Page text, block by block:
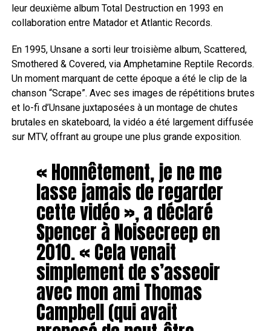
leur deuxième album Total Destruction en 1993 en
collaboration entre Matador et Atlantic Records.
En 1995, Unsane a sorti leur troisième album, Scattered,
Smothered & Covered, via Amphetamine Reptile Records.
Un moment marquant de cette époque a été le clip de la
chanson “Scrape”. Avec ses images de répétitions brutes
et lo-fi d’Unsane juxtaposées à un montage de chutes
brutales en skateboard, la vidéo a été largement diffusée
sur MTV, offrant au groupe une plus grande exposition.
« Honnêtement, je ne me
lasse jamais de regarder
cette vidéo », a déclaré
Spencer à Noisecreep en
2010. « Cela venait
simplement de s’asseoir
avec mon ami Thomas
Campbell (qui avait